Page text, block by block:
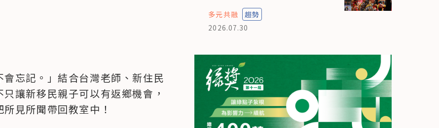
會忘記。」結合台灣老師、新住民
讓新移民親子可以有返鄉機會，
見所聞帶回教室中！
多元共融
趨勢
2026.07.30